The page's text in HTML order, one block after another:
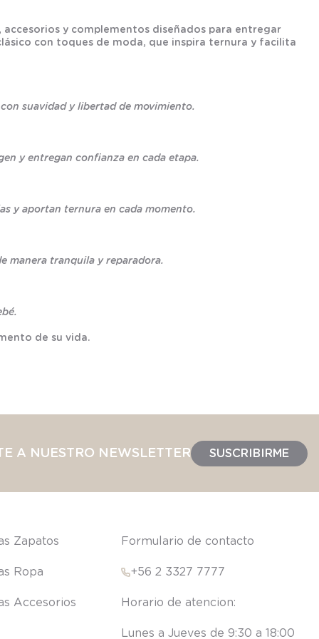
y complementos diseñados para entregar
con toques de moda, que inspira ternura y facilita
suavidad y libertad de movimiento.
y entregan confianza en cada etapa.
y aportan ternura en cada momento.
manera tranquila y reparadora.
de su vida.
A NUESTRO NEWSLETTER SUSCRIBIRME
Zapatos
Ropa
Accesorios
Formulario de contacto
+56 2 3327 7777
Lunes a Jueves de 9:30 a 18:00